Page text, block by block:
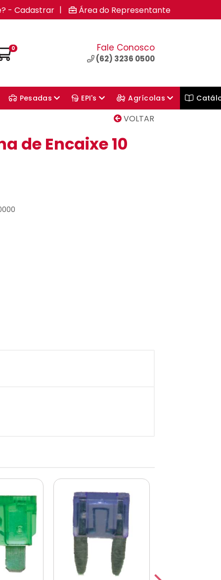
- Cadastrar | Área do Representante
0 Fale Conosco
(62) 3236 0500
Pesadas EPI's Agrícolas
VOLTAR
de Encaixe 10